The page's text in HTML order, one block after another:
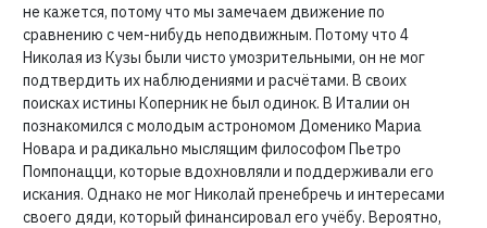
не кажется, потому что мы замечаем движение по
сравнению с чем-нибудь неподвижным. Потому что 4
Николая из Кузы были чисто умозрительными, он не мог
подтвердить их наблюдениями и расчётами. В своих
поисках истины Коперник не был одинок. В Италии он
познакомился с молодым астрономом Доменико Мариа
Новара и радикально мыслящим философом Пьетро
Помпонацци, которые вдохновляли и поддерживали его
искания. Однако не мог Николай пренебречь и интересами
своего дяди, который финансировал его учёбу. Вероятно,